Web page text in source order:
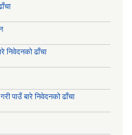
निवेदनको ढाँचा
पाउँ बारे निवेदनको ढाँचा